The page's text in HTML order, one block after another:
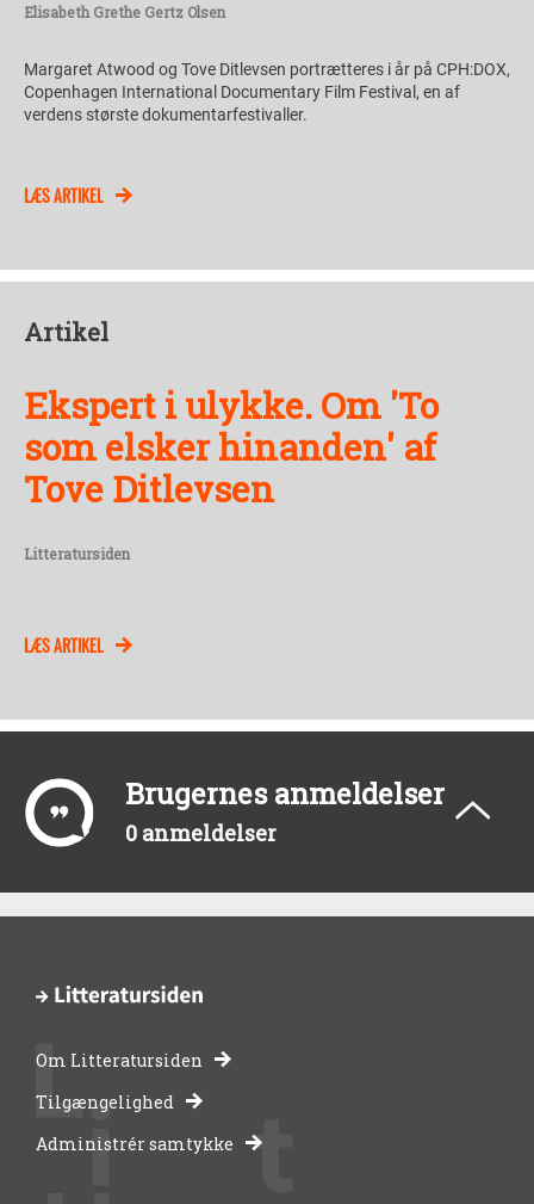
Elisabeth Grethe Gertz Olsen
Margaret Atwood og Tove Ditlevsen portrætteres i år på CPH:DOX,
Copenhagen International Documentary Film Festival, en af
verdens største dokumentarfestivaller.
LÆS ARTIKEL
Artikel
Ekspert i ulykke. Om 'To
som elsker hinanden' af
Tove Ditlevsen
Litteratursiden
LÆS ARTIKEL
Brugernes anmeldelser
0 anmeldelser
-
bibliotekernes
Om Litteratursiden
Tilgængelighed
Administrér samtykke